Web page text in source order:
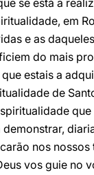
se está a
em
e as
do mais
estais a
de
demonstrar,
nos nossos
vos guie no